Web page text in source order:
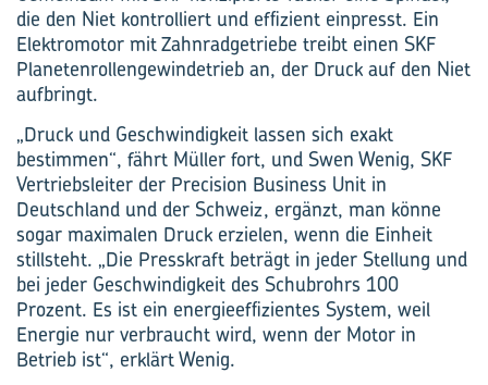
die den Niet kontrolliert und effizient einpresst. Ein
Elektromotor mit Zahnradgetriebe treibt einen SKF
Planetenrollengewindetrieb an, der Druck auf den Niet
aufbringt.
„Druck und Geschwindigkeit lassen sich exakt
bestimmen“, fährt Müller fort, und Swen Wenig, SKF
Vertriebsleiter der Precision Business Unit in
Deutschland und der Schweiz, ergänzt, man könne
sogar maximalen Druck erzielen, wenn die Einheit
stillsteht. „Die Presskraft beträgt in jeder Stellung und
bei jeder Geschwindigkeit des Schubrohrs 100
Prozent. Es ist ein energieeffizientes System, weil
Energie nur verbraucht wird, wenn der Motor in
Betrieb ist“, erklärt Wenig.